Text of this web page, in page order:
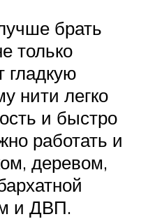
брать
только
гладкую
нити легко
и быстро
работать и
деревом,
и ДВП.